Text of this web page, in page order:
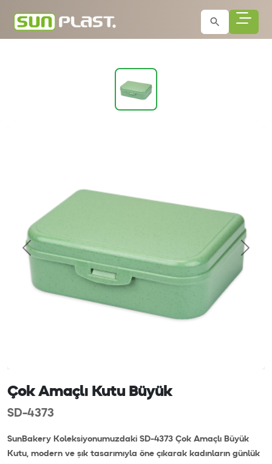
Çok Amaçlı Kutu Büyük
SD-4373
SunBakery Koleksiyonumuzdaki SD-4373 Çok Amaçlı Büyük
Kutu, modern ve şık tasarımıyla öne çıkarak kadınların günlük